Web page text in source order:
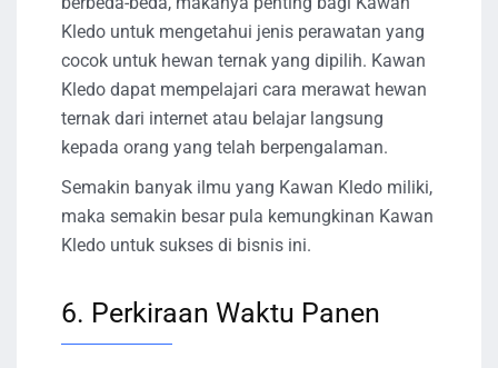
Kledo untuk mengetahui jenis perawatan yang
cocok untuk hewan ternak yang dipilih. Kawan
Kledo dapat mempelajari cara merawat hewan
ternak dari internet atau belajar langsung
kepada orang yang telah berpengalaman.
Semakin banyak ilmu yang Kawan Kledo miliki,
maka semakin besar pula kemungkinan Kawan
Kledo untuk sukses di bisnis ini.
6. Perkiraan Waktu Panen